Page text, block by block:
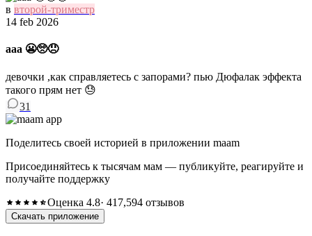
в второй-триместр
14 feb 2026
ааа 😬🥺😞
девочки ,как справляетесь с запорами? пью Дюфалак эффекта
такого прям нет 😓
31
Поделитесь своей историей в приложении maam
Присоединяйтесь к тысячам мам — публикуйте, реагируйте и
получайте поддержку
Оценка 4.8· 417,594 отзывов
Скачать приложение